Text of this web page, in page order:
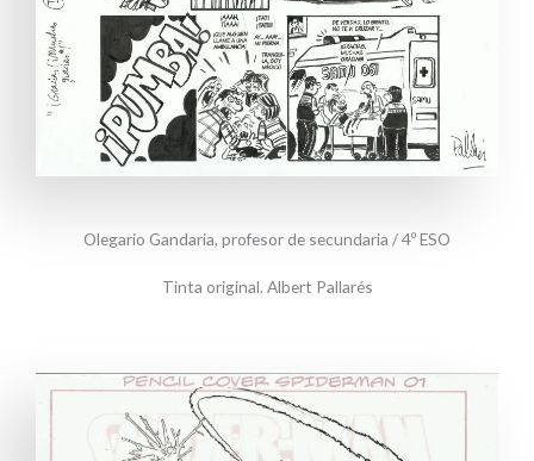
Olegario Gandaria, profesor de secundaria / 4º ESO
Tinta original. Albert Pallarés